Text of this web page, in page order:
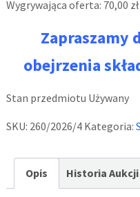
Wygrywająca oferta: 70,00 zł
Zapraszamy
obejrzenia
Stan przedmiotu Używany
SKU: 260/2026/4 Kategoria:
Opis Historia Aukcji